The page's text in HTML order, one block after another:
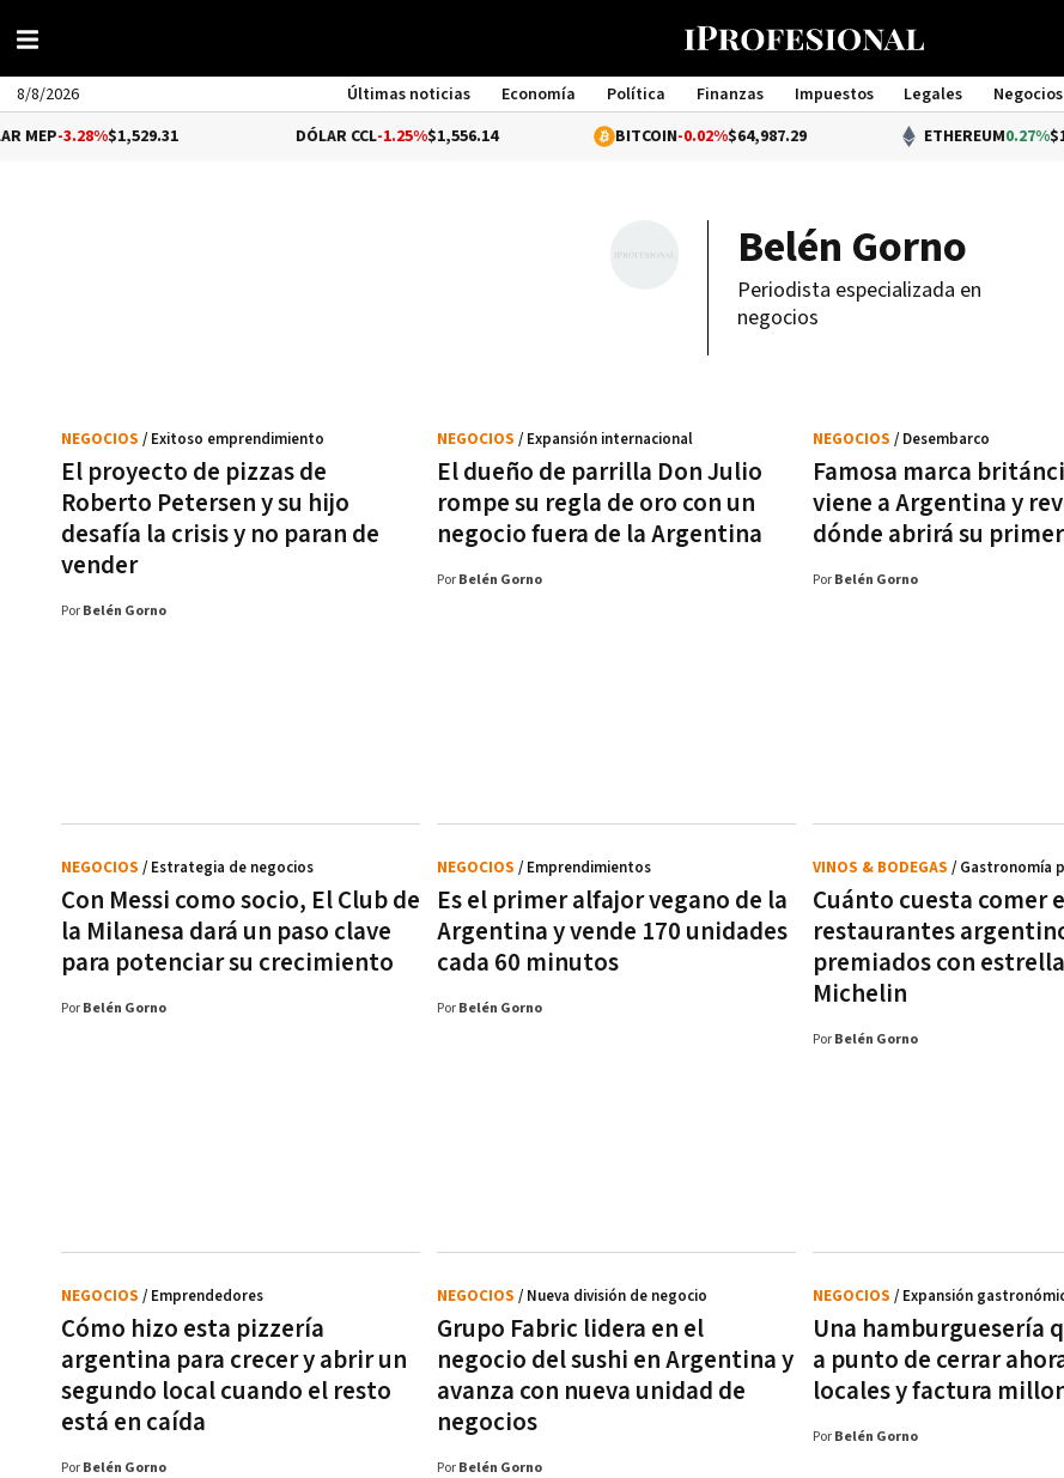
8/8/2026 Últimas noticias Economía Política Finanzas Impuestos Legales Negocios
Management
-3.28%$1,529.31 DÓLAR CCL-1.25%$1,556.14 BITCOIN-0.02%$64,987.29 ETHEREUM0.27%
Belén Gorno
Periodista especializada en
negocios
El proyecto de pizzas de
Roberto Petersen y su hijo
desafía la crisis y no paran de
vender
NEGOCIOS / Exitoso emprendimiento
Por Belén Gorno
El dueño de parrilla Don Julio
rompe su regla de oro con un
negocio fuera de la Argentina
NEGOCIOS / Expansión internacional
Por Belén Gorno
Famosa marca
viene a Argentina y
dónde abrirá su
NEGOCIOS / Desembarco
Por Belén Gorno
Con Messi como socio, El Club de
la Milanesa dará un paso clave
para potenciar su crecimiento
NEGOCIOS / Estrategia de negocios
Por Belén Gorno
Es el primer alfajor vegano de la
Argentina y vende 170 unidades
cada 60 minutos
NEGOCIOS / Emprendimientos
Por Belén Gorno
Cuánto cuesta comer
restaurantes
premiados con
Michelin
VINOS & BODEGAS / Gastronomía
Por Belén Gorno
Cómo hizo esta pizzería
argentina para crecer y abrir un
segundo local cuando el resto
está en caída
NEGOCIOS / Emprendedores
Por Belén Gorno
Grupo Fabric lidera en el
negocio del sushi en Argentina y
avanza con nueva unidad de
negocios
NEGOCIOS / Nueva división de negocio
Por Belén Gorno
Una hamburguesería
a punto de cerrar
locales y factura
NEGOCIOS / Expansión
Por Belén Gorno